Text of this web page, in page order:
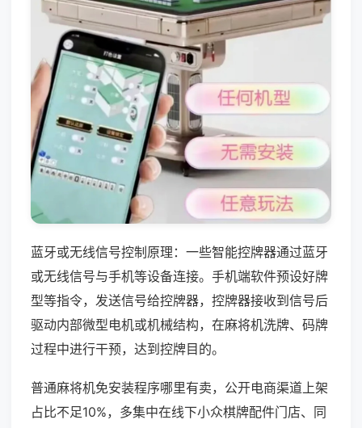
蓝牙或无线信号控制原理：一些智能控牌器通过蓝牙
或无线信号与手机等设备连接。手机端软件预设好牌
型等指令，发送信号给控牌器，控牌器接收到信号后
驱动内部微型电机或机械结构，在麻将机洗牌、码牌
过程中进行干预，达到控牌目的。
普通麻将机免安装程序哪里有卖，公开电商渠道上架
占比不足10%，多集中在线下小众棋牌配件门店、同